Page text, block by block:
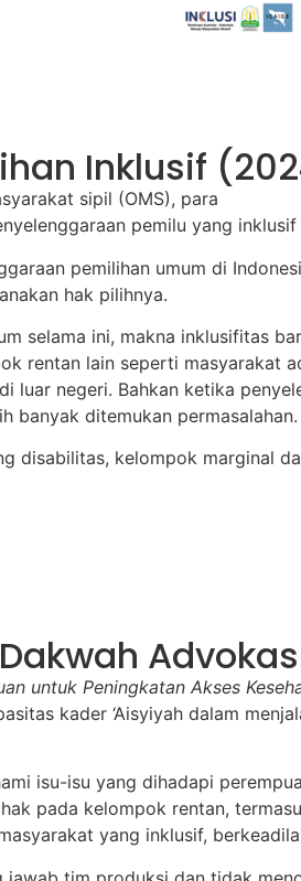
Inklusif
sipil (OMS), para
pemilu yang
pemilihan umum di
hak pilihnya.
selama ini, makna inklusifitas
rentan lain seperti masyarakat
luar negeri. Bahkan ketika
banyak ditemukan permasalahan.
disabilitas, kelompok marginal
untuk Peningkatan Akses
kader ‘Aisyiyah dalam
isu-isu yang dihadapi
pada kelompok rentan,
yang inklusif,